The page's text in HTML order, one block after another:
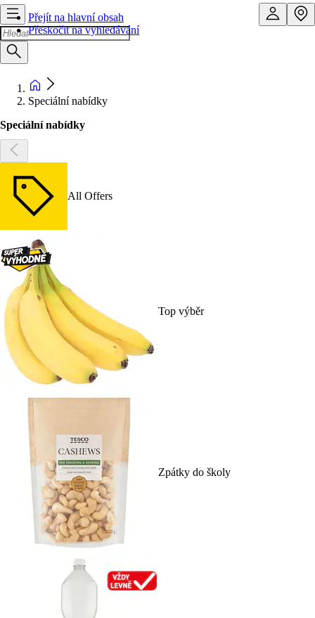
Přejít na hlavní obsah
Přeskočit na vyhledávání
Speciální nabídky
Speciální nabídky
All Offers
Top výběr
Zpátky do školy